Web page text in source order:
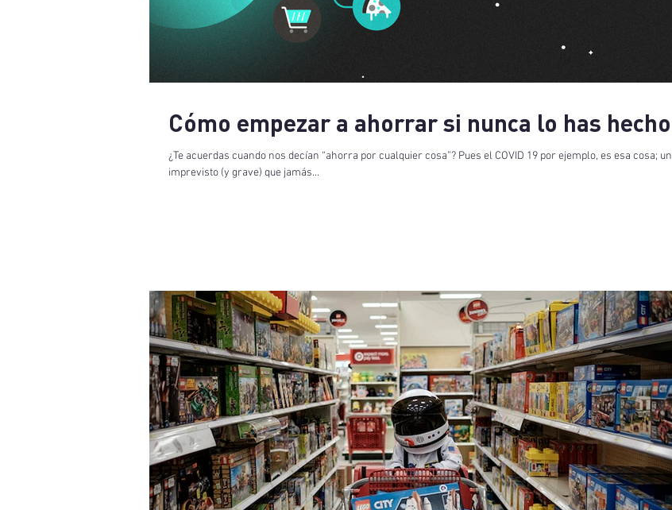
Cómo empezar a ahorrar si nunca lo has hecho
¿Te acuerdas cuando nos decían “ahorra por cualquier cosa”? Pues el COVID 19 por ejemplo, es esa cosa; un
imprevisto (y grave) que jamás...